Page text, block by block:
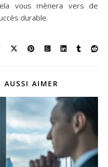
vous mènera vers de
durable.
AUSSI AIMER